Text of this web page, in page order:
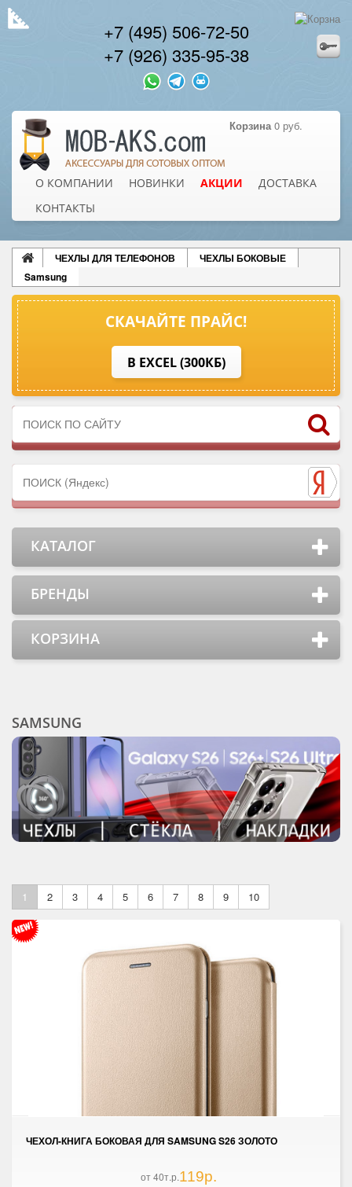
+7 (495) 506-72-50
+7 (926) 335-95-38
Корзина 0 руб.
О КОМПАНИИ НОВИНКИ АКЦИИ
ДОСТАВКА
КОНТАКТЫ
ЧЕХЛЫ ДЛЯ ТЕЛЕФОНОВ
ЧЕХЛЫ БОКОВЫЕ
Samsung
СКАЧАЙТЕ ПРАЙС!
В EXCEL (300КБ)
КАТАЛОГ
БРЕНДЫ
КОРЗИНА
SAMSUNG
1 2 3 4 5 6 7 8 9 10
ЧЕХОЛ-КНИГА БОКОВАЯ ДЛЯ SAMSUNG S26 ЗОЛОТО
от 40т.р.119р.